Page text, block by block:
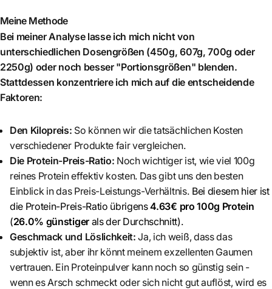
Meine Methode
Bei meiner Analyse lasse ich mich nicht von
unterschiedlichen Dosengrößen (450g, 607g, 700g oder
2250g) oder noch besser "Portionsgrößen" blenden.
Stattdessen konzentriere ich mich auf die entscheidende
Faktoren:
Den Kilopreis: So können wir die tatsächlichen Kosten
verschiedener Produkte fair vergleichen.
Die Protein-Preis-Ratio: Noch wichtiger ist, wie viel 100g
reines Protein effektiv kosten. Das gibt uns den besten
Einblick in das Preis-Leistungs-Verhältnis. Bei diesem hier ist
die Protein-Preis-Ratio übrigens4.63€ pro 100g Protein
(26.0% günstigerals der Durchschnitt).
Geschmack und Löslichkeit: Ja, ich weiß, dass das
subjektiv ist, aber ihr könnt meinem exzellenten Gaumen
vertrauen. Ein Proteinpulver kann noch so günstig sein -
wenn es Arsch schmeckt oder sich nicht gut auflöst, wird es